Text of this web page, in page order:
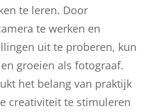
te leren. Door
te werken en
uit te proberen, kun
groeien als fotograaf.
het belang van praktijk
creativiteit te stimuleren